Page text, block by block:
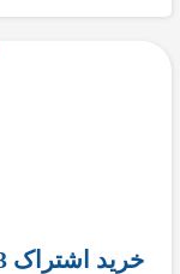
خرید اشتراک 3 ماهه دیجی پلاس با 42% تخفیف